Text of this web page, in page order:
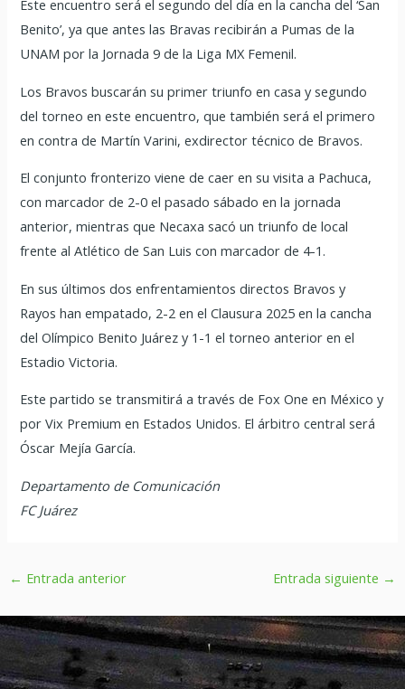
Este encuentro será el segundo del día en la cancha del ‘San
Benito’, ya que antes las Bravas recibirán a Pumas de la
UNAM por la Jornada 9 de la Liga MX Femenil.
Los Bravos buscarán su primer triunfo en casa y segundo
del torneo en este encuentro, que también será el primero
en contra de Martín Varini, exdirector técnico de Bravos.
El conjunto fronterizo viene de caer en su visita a Pachuca,
con marcador de 2-0 el pasado sábado en la jornada
anterior, mientras que Necaxa sacó un triunfo de local
frente al Atlético de San Luis con marcador de 4-1.
En sus últimos dos enfrentamientos directos Bravos y
Rayos han empatado, 2-2 en el Clausura 2025 en la cancha
del Olímpico Benito Juárez y 1-1 el torneo anterior en el
Estadio Victoria.
Este partido se transmitirá a través de Fox One en México y
por Vix Premium en Estados Unidos. El árbitro central será
Óscar Mejía García.
Departamento de Comunicación
FC Juárez
← Entrada anterior Entrada siguiente →